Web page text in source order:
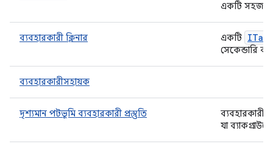
একটি সহজ
ব্যবহারকারী ক্লিনার একটি
সেকেন্ডারি
ব্যবহারকারীসহায়ক
দৃশ্যমান পটভূমি ব্যবহারকারী প্রস্তুতি
ব্যবহারকারীর
যা